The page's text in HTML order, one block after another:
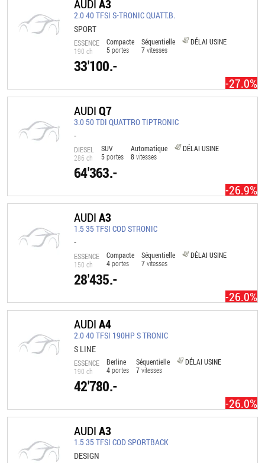
AUDI A3
2.0 40 TFSI S-TRONIC QUATT.B.
SPORT
ESSENCE
190 ch
Compacte
5portes
Séquentielle
7vitesses
DÉLAI USINE
-27.0%
33'100.-
AUDIQ7
3.0 50 TDI QUATTRO TIPTRONIC
-
DIESEL
286 ch
SUV
5portes
Automatique
8vitesses
DÉLAI USINE
-26.9%
64'363.-
AUDIA3
1.5 35 TFSI COD STRONIC
-
ESSENCE
150 ch
Compacte
4portes
Séquentielle
7vitesses
DÉLAI USINE
-26.0%
28'435.-
AUDIA4
2.0 40 TFSI 190HP S TRONIC
S LINE
ESSENCE
190 ch
Berline
4portes
Séquentielle
7vitesses
DÉLAI USINE
-26.0%
42'780.-
AUDIA3
1.5 35 TFSI COD SPORTBACK
DESIGN